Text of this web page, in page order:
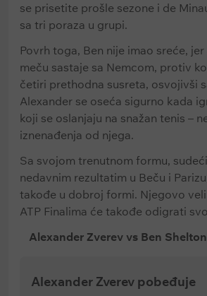
se prisetite prošle sezone i de
sa tri poraza u grupi.
Povrh toga, Ben nije imao sreće,
meču sastaje sa Nemcom, protiv
četiri prethodna susreta, osvojivši
Alexander se oseća sigurno kada
koji se oslanjaju na snažan tenis –
iznenađenja od njega.
Sa svojom trenutnom formu,
nedavnim rezultatim u Beču i
takođe u dobroj formi. Njegovo
ATP Finalima će takođe odigrati
Alexander Zverev vs Ben
Alexander Zverev pobeđuje